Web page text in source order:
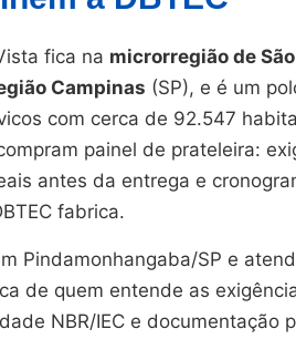
fica na microrregião de
Campinas (SP), e é um
com cerca de 92.547
painel de prateleira:
antes da entrega e
fabrica.
Pindamonhangaba/SP e
de quem entende as
NBR/IEC e documentação